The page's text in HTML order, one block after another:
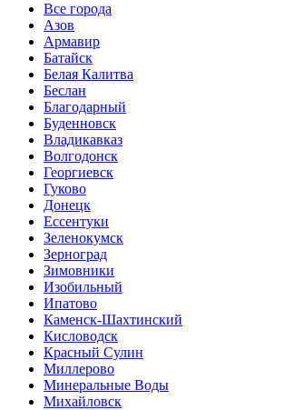
Все города
Азов
Армавир
Батайск
Белая Калитва
Беслан
Благодарный
Буденновск
Владикавказ
Волгодонск
Георгиевск
Гуково
Донецк
Ессентуки
Зеленокумск
Зерноград
Зимовники
Изобильный
Ипатово
Каменск-Шахтинский
Кисловодск
Красный Сулин
Миллерово
Минеральные Воды
Михайловск